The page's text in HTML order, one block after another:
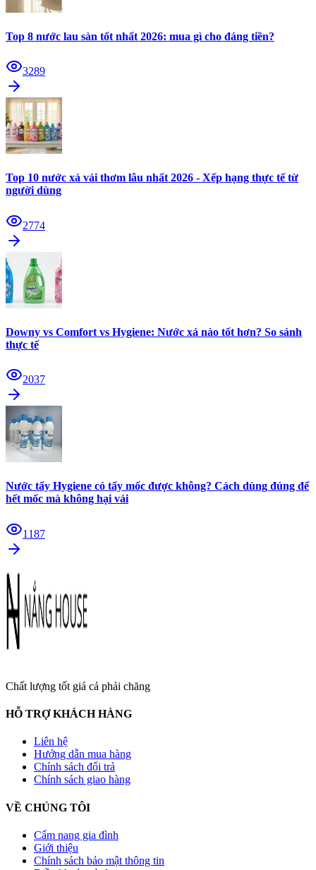
Top 8 nước lau sàn tốt nhất 2026: mua gì cho đáng tiền?
3289
Top 10 nước xả vải thơm lâu nhất 2026 - Xếp hạng thực tế từ
người dùng
2774
Downy vs Comfort vs Hygiene: Nước xả nào tốt hơn? So sánh
thực tế
2037
Nước tẩy Hygiene có tẩy mốc được không? Cách dùng đúng để
hết mốc mà không hại vải
1187
Chất lượng tốt giá cả phải chăng
HỖ TRỢ KHÁCH HÀNG
Liên hệ
Hướng dẫn mua hàng
Chính sách đổi trả
Chính sách giao hàng
VỀ CHÚNG TÔI
Cẩm nang gia đình
Giới thiệu
Chính sách bảo mật thông tin